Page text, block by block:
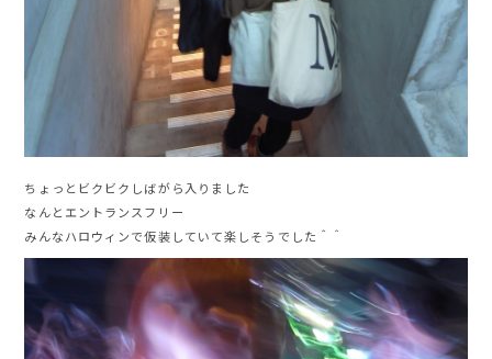
ちょっとビクビクしばがら入りました
なんとエントランスフリー
みんなハロウィンで仮装していて楽しそうでした＾＾